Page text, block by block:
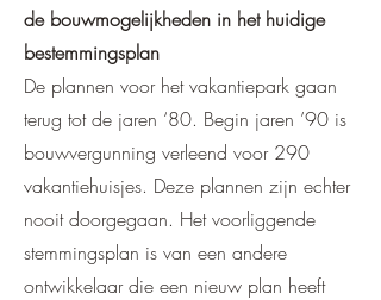
de bouwmogelijkheden in het huidige
bestemmingsplan
De plannen voor het vakantiepark gaan
terug tot de jaren ‘80. Begin jaren ’90 is
bouwvergunning verleend voor 290
vakantiehuisjes. Deze plannen zijn echter
nooit doorgegaan. Het voorliggende
stemmingsplan is van een andere
ontwikkelaar die een nieuw plan heeft